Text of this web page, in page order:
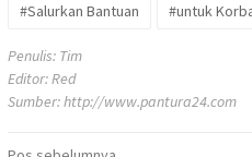
#Salurkan Bantuan
#untuk
Penulis: Tim
Editor: Red
Sumber:http://www.pantura24.com